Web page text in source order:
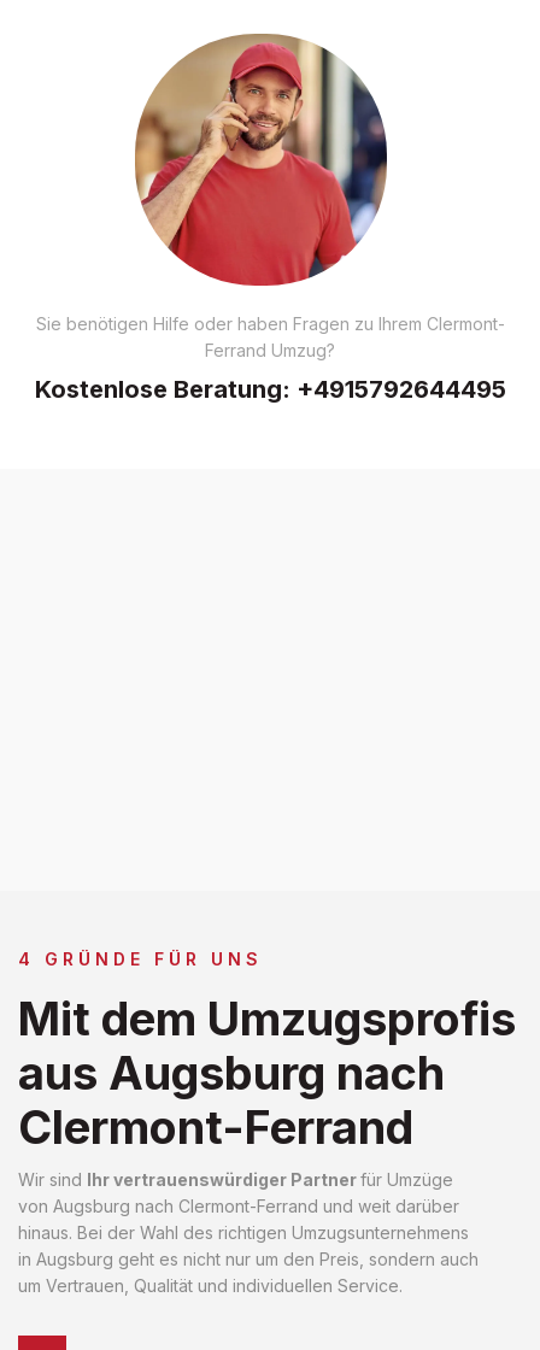
Sie benötigen Hilfe oder haben Fragen zu Ihrem Clermont-
Ferrand Umzug?
Kostenlose Beratung: +4915792644495
4 GRÜNDE FÜR UNS
Mit dem Umzugsprofis
aus Augsburg nach
Clermont-Ferrand
Wir sind Ihr vertrauenswürdiger Partnerfür Umzüge
von Augsburg nach Clermont-Ferrand und weit darüber
hinaus. Bei der Wahl des richtigen Umzugsunternehmens
in Augsburg geht es nicht nur um den Preis, sondern auch
um Vertrauen, Qualität und individuellen Service.